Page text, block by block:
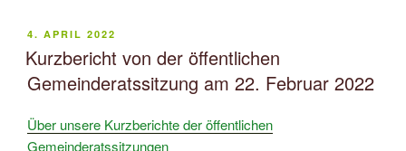
VERÖFFENTLICHT
AM
4. APRIL 2022
Kurzbericht von der öffentlichen
Gemeinderatssitzung am 22. Februar 2022
Über unsere Kurzberichte der öffentlichen
Gemeinderatssitzungen